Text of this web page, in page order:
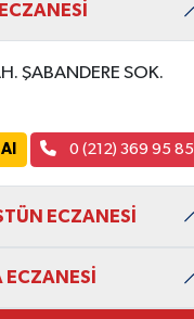
ŞABANDERE SOK.
0 (212) 369 95 85
ECZANESİ
ECZANESİ